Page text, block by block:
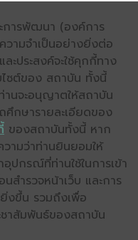
ะการพัฒนา (องค์การ
ามจำเป็นอย่างยิ่งต่อ
ะประสงค์จะใช้คุกกี้ทาง
ไซต์ของ สถาบัน ทั้งนี้
านจะอนุญาตให้สถาบัน
ศึกษารายละเอียดของ
ของสถาบันทั้งนี้ หาก
ามว่าท่านยินยอมให้
ปกรณ์ที่ท่านใช้ในการเข้า
สำรวจหน้าเว็บ และการ
ยิ่งขึ้น รวมถึงเพื่อ
าสัมพันธ์ของสถาบัน